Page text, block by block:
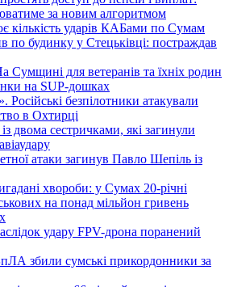
за новим алгоритмом
кількість ударів КАБами по Сумам
по будинку у Стецьківці: постраждав
Сумщині для ветеранів та їхніх родин
на SUP-дошках
Російські безпілотники атакували
в Охтирці
двома сестричками, які загинули
атаки загинув Павло Шепіль із
хвороби: у Сумах 20-річні
на понад мільйон гривень
удару FPV-дрона поранений
збили сумські прикордонники за